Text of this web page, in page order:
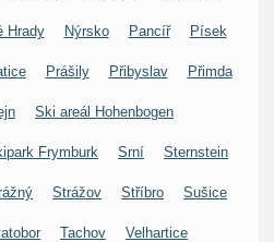
Hrady Nýrsko Pancíř Písek
Prášily Přibyslav Přimda
Ski areál Hohenbogen
Frymburk Srní Sternstein
Strážov Stříbro Sušice
Tachov Velhartice